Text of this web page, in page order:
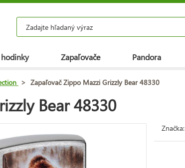
Zapaľovače Pandora
> Zapaľovač Zippo Mazzi Grizzly Bear 48330
Bear 48330
Značka: